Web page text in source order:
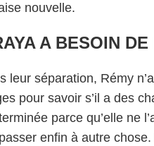
nouvelle.
A BESOIN
leur séparation, Rémy
pour savoir s’il a des
parce qu’elle ne
enfin à autre